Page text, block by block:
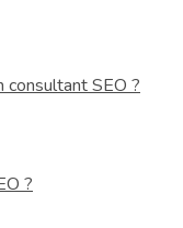
consultant SEO ?
?